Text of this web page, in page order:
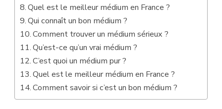
Quel est le meilleur médium en France ?
Qui connaît un bon médium ?
Comment trouver un médium sérieux ?
Qu’est-ce qu’un vrai médium ?
C’est quoi un médium pur ?
Quel est le meilleur médium en France ?
Comment savoir si c’est un bon médium ?